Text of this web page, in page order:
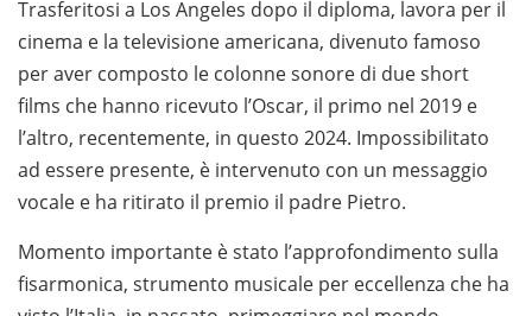
Trasferitosi a Los Angeles dopo il diploma, lavora per il
cinema e la televisione americana, divenuto famoso
per aver composto le colonne sonore di due short
films che hanno ricevuto l’Oscar, il primo nel 2019 e
l’altro, recentemente, in questo 2024. Impossibilitato
ad essere presente, è intervenuto con un messaggio
vocale e ha ritirato il premio il padre Pietro.
Momento importante è stato l’approfondimento sulla
fisarmonica, strumento musicale per eccellenza che ha